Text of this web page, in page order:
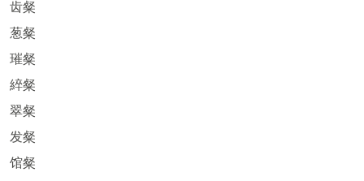
齿粲
葱粲
璀粲
綷粲
翠粲
发粲
馆粲